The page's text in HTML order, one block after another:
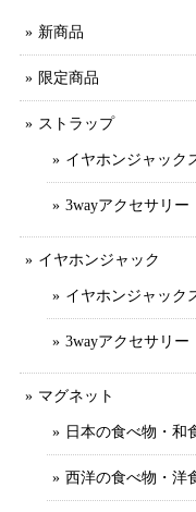
新商品
限定商品
ストラップ
イヤホンジャック
3wayアクセサリー
イヤホンジャック
イヤホンジャック
3wayアクセサリー
マグネット
日本の食べ物・和
西洋の食べ物・洋